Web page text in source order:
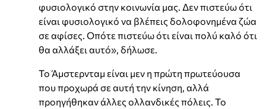
φυσιολογικό στην κοινωνία μας. Δεν πιστεύω ότι
είναι φυσιολογικό να βλέπεις δολοφονημένα ζώα
σε αφίσες. Οπότε πιστεύω ότι είναι πολύ καλό ότι
θα αλλάξει αυτό», δήλωσε.
Το Άμστερνταμ είναι μεν η πρώτη πρωτεύουσα
που προχωρά σε αυτή την κίνηση, αλλά
προηγήθηκαν άλλες ολλανδικές πόλεις. Το